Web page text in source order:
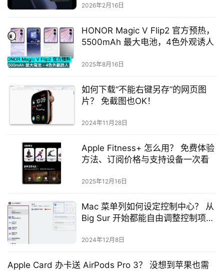
2026年2月16日
HONOR Magic V Flip2 官方预热，
5500mAh 最大电池，4色外观诱人
2025年8月16日
如何下载“不能右键另存”的网页图
片？ 免截图也OK！
2024年11月28日
Apple Fitness+ 怎么用？ 免费体验
方法、订阅价格与支持设备一次看
2025年12月16日
Mac 菜单列如何设定控制中心？ 从
Big Sur 开始都能自由调整控制项
2024年12月8日
Apple Card 办卡送 AirPods Pro 3？ 没想到苹果也需